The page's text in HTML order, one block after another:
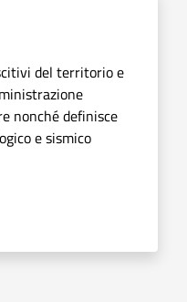
del territorio e
nonché definisce
e sismico